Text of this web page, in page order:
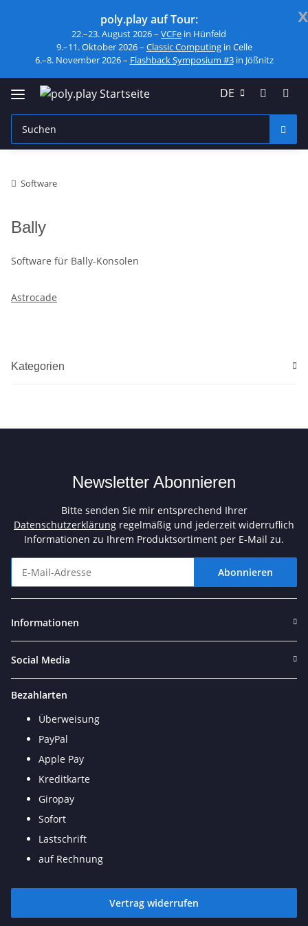
x
poly.play auf Tour:
22.–23. August 2026 – VCFe in Hünfeld
9.–11. Oktober 2026 – Classic Computingin Celle
6.–8. November 2026 – Flashback Symposium #3in Jößnitz
DE
Software
Bally
Software für Bally-Konsolen
Astrocade
Kategorien
Newsletter Abonnieren
Bitte senden Sie mir entsprechend Ihrer
Datenschutzerklärung regelmäßig und jederzeit widerruflich
Informationen zu Ihrem Produktsortiment per E-Mail zu.
Abonnieren
Informationen
Social Media
Bezahlarten
Überweisung
PayPal
Apple Pay
Kreditkarte
Giropay
Sofort
Lastschrift
auf Rechnung
Vertrag widerrufen